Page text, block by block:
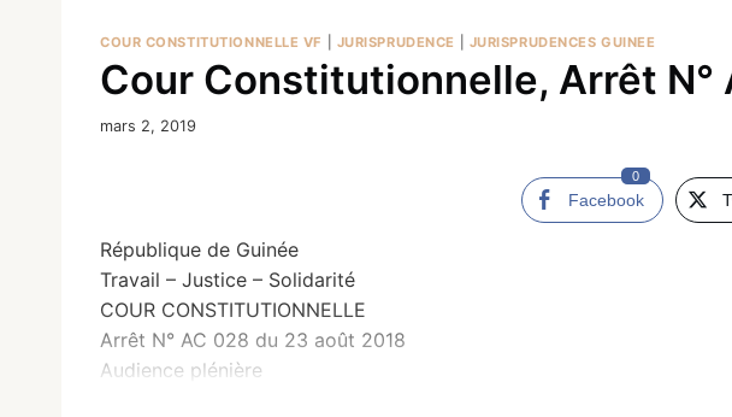
COUR CONSTITUTIONNELLE VF JURISPRUDENCE JURISPRUDENCES GUINEE
Cour Constitutionnelle, Arrêt N°
mars 2, 2019
Facebook
0
République de Guinée
Travail – Justice – Solidarité
COUR CONSTITUTIONNELLE
Arrêt N° AC 028 du 23 août 2018
Audience plénière